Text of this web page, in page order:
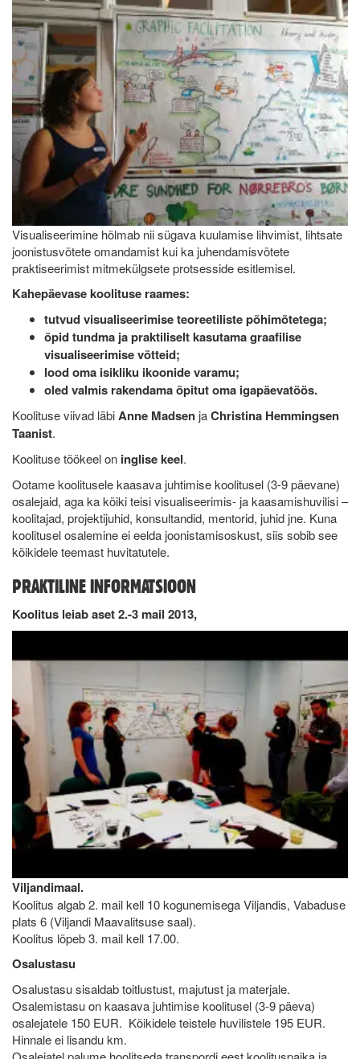
Visualiseerimine hõlmab nii sügava kuulamise lihvimist, lihtsate
joonistusvõtete omandamist kui ka juhendamisvõtete
praktiseerimist mitmekülgsete protsesside esitlemisel.
Kahepäevase koolituse raames:
tutvud visualiseerimise teoreetiliste põhimõtetega;
õpid tundma ja praktiliselt kasutama graafilise
visualiseerimise võtteid;
lood oma isikliku ikoonide varamu;
oled valmis rakendama õpitut oma igapäevatöös.
Koolituse viivad läbiAnne Madsen jaChristina Hemmingsen
Taanist.
Koolituse töökeel on inglise keel.
Ootame koolitusele kaasava juhtimise koolitusel (3-9 päevane)
osalejaid, aga ka kõiki teisi visualiseerimis- ja kaasamishuvilisi –
koolitajad, projektijuhid, konsultandid, mentorid, juhid jne. Kuna
koolitusel osalemine ei eelda joonistamisoskust, siis sobib see
kõikidele teemast huvitatutele.
PRAKTILINE INFORMATSIOON
Koolitus leiab aset 2.-3 mail 2013,
Viljandimaal.
Koolitus algab 2. mail kell 10 kogunemisega Viljandis, Vabaduse
plats 6 (Viljandi Maavalitsuse saal).
Koolitus lõpeb 3. mail kell 17.00.
Osalustasu
Osalustasu sisaldab toitlustust, majutust ja materjale.
Osalemistasu on kaasava juhtimise koolitusel (3-9 päeva)
osalejatele 150 EUR. Kõikidele teistele huvilistele 195 EUR.
Hinnale ei lisandu km.